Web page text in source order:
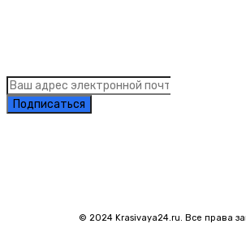
Подписаться
© 2024 Krasivaya24.ru. Все права